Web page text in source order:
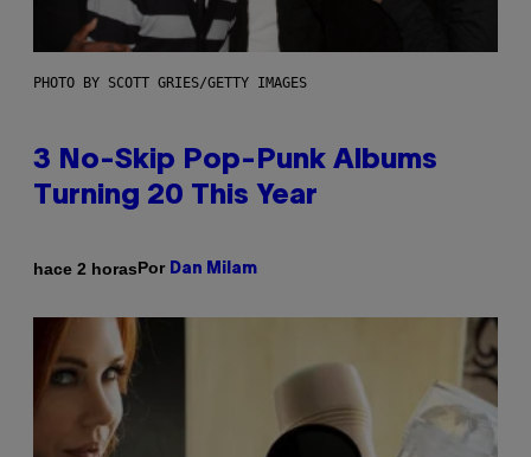
PHOTO BY SCOTT GRIES/GETTY IMAGES
3 No-Skip Pop-Punk Albums
Turning 20 This Year
hace 2 horasPor Dan Milam